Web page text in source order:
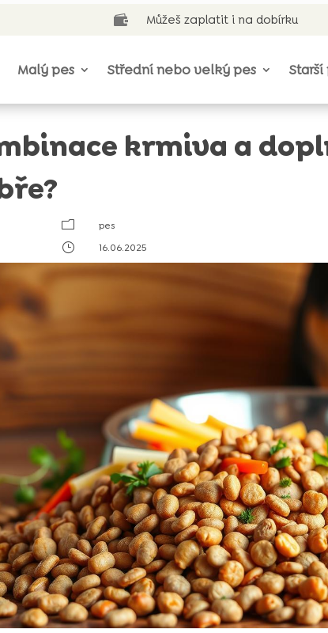
 Můžeš zaplatit i na dobírku
Malý pes Střední nebo velký pes Starší
krmiva a
m
pes
}
16.06.2025